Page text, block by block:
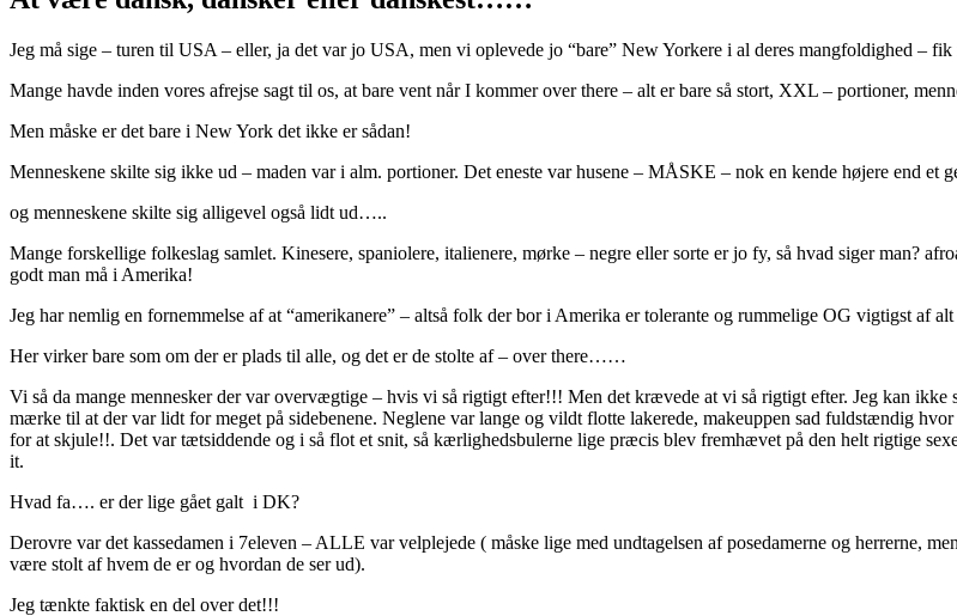
Jeg må sige – turen til USA – eller, ja det var jo USA, men vi oplevede jo “bare” New Yorkere i al deres mangfoldighed –
Mange havde inden vores afrejse sagt til os, at bare vent når I kommer over there – alt er bare så stort, XXL – portioner,
Men måske er det bare i New York det ikke er sådan!
Menneskene skilte sig ikke ud – maden var i alm. portioner. Det eneste var husene – MÅSKE – nok en kende højere end et
og menneskene skilte sig alligevel også lidt ud…..
Mange forskellige folkeslag samlet. Kinesere, spaniolere, italienere, mørke – negre eller sorte er jo fy, så hvad siger man?
godt man må i Amerika!
Jeg har nemlig en fornemmelse af at “amerikanere” – altså folk der bor i Amerika er tolerante og rummelige OG vigtigst af
Her virker bare som om der er plads til alle, og det er de stolte af – over there……
Vi så da mange mennesker der var overvægtige – hvis vi så rigtigt efter!!! Men det krævede at vi så rigtigt efter. Jeg kan
mærke til at der var lidt for meget på sidebenene. Neglene var lange og vildt flotte lakerede, makeuppen sad fuldstændig
for at skjule!!. Det var tætsiddende og i så flot et snit, så kærlighedsbulerne lige præcis blev fremhævet på den helt rigtige
it.
Hvad fa…. er der lige gået galt i DK?
Derovre var det kassedamen i 7eleven – ALLE var velplejede ( måske lige med undtagelsen af posedamerne og herrerne,
være stolt af hvem de er og hvordan de ser ud).
Jeg tænkte faktisk en del over det!!!